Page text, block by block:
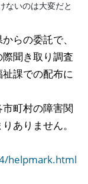
ないのは大変だと
らの委託で、
聞き取り調査
課での配布に
町村の障害関
ありません。
helpmark.html